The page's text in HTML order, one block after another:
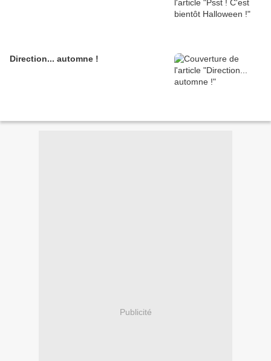
Direction... automne !
Publicité